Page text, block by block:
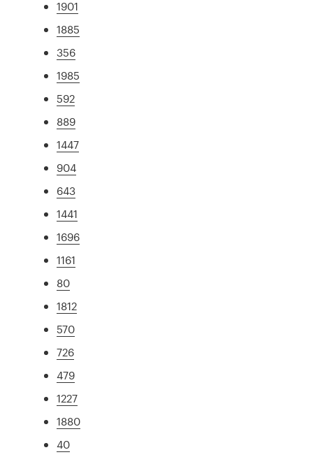
1901
1885
356
1985
592
889
1447
904
643
1441
1696
1161
80
1812
570
726
479
1227
1880
40